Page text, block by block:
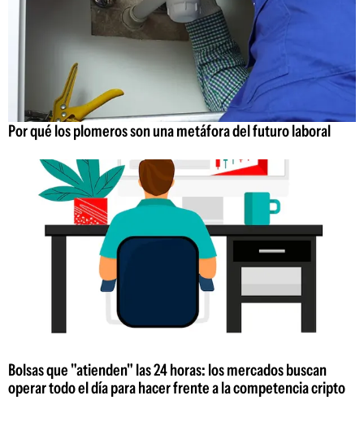
Por qué los plomeros son una metáfora del futuro laboral
Bolsas que "atienden" las 24 horas: los mercados buscan
operar todo el día para hacer frente a la competencia cripto